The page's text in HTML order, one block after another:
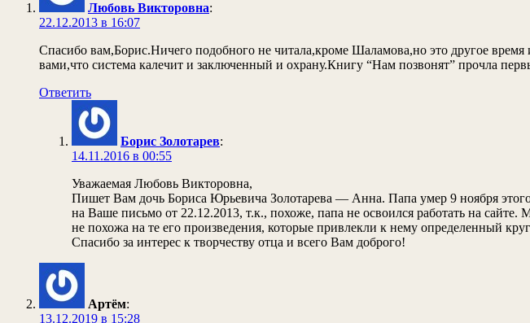
Любовь Викторовна:
22.12.2013 в 16:07
Спасибо вам,Борис.Ничего подобного не читала,кроме Шаламова,но это другое
вами,что система калечит и заключенный и охрану.Книгу “Нам позвонят” прочла
Ответить
Борис Золотарев:
14.11.2016 в 00:55
Уважаемая Любовь Викторовна,
Пишет Вам дочь Бориса Юрьевича Золотарева — Анна. Папа умер 9 ноября
на Ваше письмо от 22.12.2013, т.к., похоже, папа не освоился работать на
не похожа на те его произведения, которые привлекли к нему определенный
Спасибо за интерес к творчеству отца и всего Вам доброго!
Артём:
13.12.2019 в 15:28